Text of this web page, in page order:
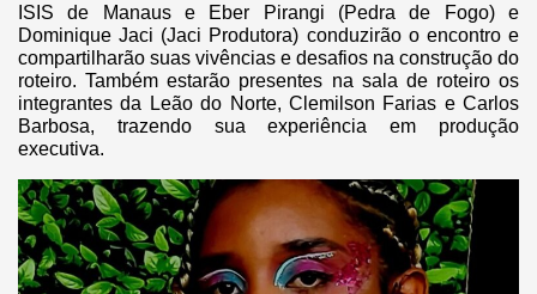
ISIS de Manaus e Eber Pirangi (Pedra de Fogo) e
Dominique Jaci (Jaci Produtora) conduzirão o encontro e
compartilharão suas vivências e desafios na construção do
roteiro. Também estarão presentes na sala de roteiro os
integrantes da Leão do Norte, Clemilson Farias e Carlos
Barbosa, trazendo sua experiência em produção
executiva.